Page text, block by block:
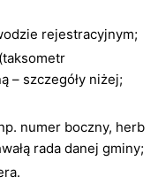
rejestracyjnym;
– szczegóły niżej;
numer boczny, herb
rada danej gminy;